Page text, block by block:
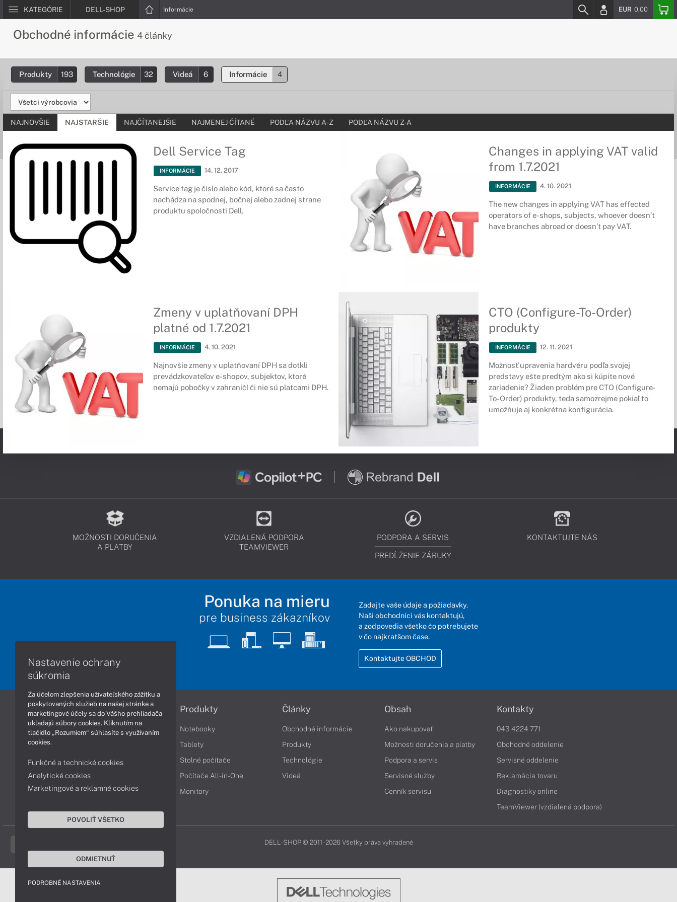
KATEGÓRIE DELL-SHOP Informácie EUR 0,00
Obchodné informácie 4 články
Produkty 193 Technológie 32 Videá 6 Informácie 4
NAJNOVŠIE NAJSTARŠIE NAJČÍTANEJŠIE NAJMENEJ ČÍTANÉ PODĽA NÁZVU A-Z PODĽA NÁZVU Z-A
Dell Service Tag
INFORMÁCIE 14. 12. 2017
Service tag je číslo alebo kód, ktoré sa často
nachádza na spodnej, bočnej alebo zadnej strane
produktu spoločnosti Dell.
Changes in applying VAT valid
from 1.7.2021
INFORMÁCIE 4. 10. 2021
The new changes in applying VAT has effected
operators of e-shops, subjects, whoever doesn’t
have branches abroad or doesn’t pay VAT.
Zmeny v uplatňovaní DPH
platné od 1.7.2021
INFORMÁCIE 4. 10. 2021
Najnovšie zmeny v uplatňovaní DPH sa dotkli
prevádzkovateľov e-shopov, subjektov, ktoré
nemajú pobočky v zahraničí či nie sú platcami DPH.
CTO (Configure-To-Order)
produkty
INFORMÁCIE 12. 11. 2021
Možnosť upravenia hardvéru podľa svojej
predstavy ešte predtým ako si kúpite nové
zariadenie? Žiaden problém pre CTO (Configure-
To-Order) produkty, teda samozrejme pokiaľ to
umožňuje aj konkrétna konfigurácia.
MOŽNOSTI DORUČENIA
A PLATBY
VZDIALENÁ PODPORA
TEAMVIEWER
PODPORA A SERVIS
PREDĹŽENIE ZÁRUKY
KONTAKTUJTE NÁS
Ponuka na mieru
pre business zákazníkov
Zadajte vaše údaje a požiadavky.
Naši obchodníci vás kontaktujú,
a zodpovedia všetko čo potrebujete
v čo najkratšom čase.
Kontaktujte OBCHOD
Informácie
Obchodné podmienky
Ochrana osobných údajov
Vrátenie tovaru
Vyhlásenie o prístupnosti
Produkty
Notebooky
Tablety
Stolné počítače
Počítače All-in-One
Monitory
Články
Obchodné informácie
Produkty
Technológie
Videá
Obsah
Ako nakupovať
Možnosti doručenia a platby
Podpora a servis
Servisné služby
Cenník servisu
Kontakty
043 4224 771
Obchodné oddelenie
Servisné oddelenie
Reklamácia tovaru
Diagnostiky online
TeamViewer (vzdialená podpora)
DELL-SHOP © 2011 - 2026 Všetky práva vyhradené
Nastavenie ochrany
súkromia
Za účelom zlepšenia užívateľského zážitku a
poskytovaných služieb na našej stránke a
marketingové účely sa do Vášho prehliadača
ukladajú súbory cookies. Kliknutím na
tlačidlo „Rozumiem“ súhlasíte s využívaním
cookies.
Funkčné a technické cookies
Analytické cookies
Marketingové a reklamné cookies
POVOLIŤ VŠETKO
ODMIETNUŤ
PODROBNÉ NASTAVENIA